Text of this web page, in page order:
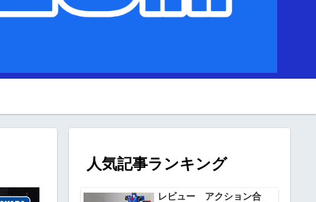
人気記事ランキング
レビュー アクション合